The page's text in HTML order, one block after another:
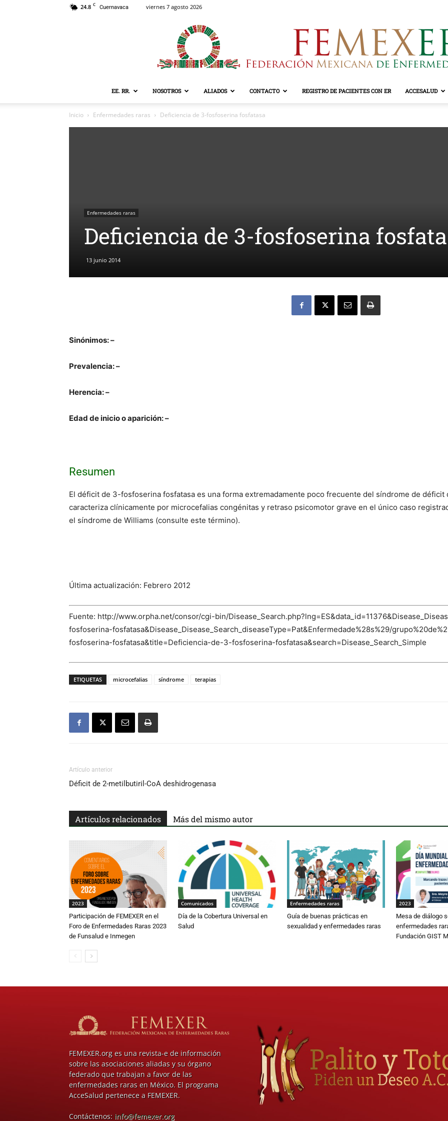
24.8 C Cuernavaca viernes 7 agosto 2026
EE. RR. NOSOTROS ALIADOS CONTACTO REGISTRO DE PACIENTES CON ER ACCESALUD
Inicio Enfermedades raras Deficiencia de 3-fosfoserina fosfatasa
Enfermedades raras
Deficiencia de 3-fosfoserina
13 junio 2014
Sinónimos: –
Prevalencia: –
Herencia: –
Edad de inicio o aparición: –
Resumen
El déficit de 3-fosfoserina fosfatasa es una forma extremadamente poco frecuente del síndrome de
caracteriza clínicamente por microcefalias congénitas y retraso psicomotor grave en el único caso
el síndrome de Williams (consulte este término).
Última actualización: Febrero 2012
Fuente: http://www.orpha.net/consor/cgi-bin/
fosfoserina-fosfatasa&Disease_Disease_Search_diseaseType=Pat&Enfermedade%28s%29/
fosfoserina-fosfatasa&title=Deficiencia-de-3-fosfoserina-fosfatasa&search=Disease_Search_Simple
ETIQUETAS microcefalias síndrome terapias
Artículo anterior
Déficit de 2-metilbutiril-CoA deshidrogenasa
Artículos relacionados Más del mismo autor
2023
Participación de FEMEXER en el
Foro de Enfermedades Raras 2023
de Funsalud e Inmegen
Comunicados
Día de la Cobertura Universal en
Salud
Enfermedades raras
Guía de buenas prácticas en
sexualidad y enfermedades raras
2023
Mesa de diálogo
enfermedades
Fundación GIST
FEMEXER.org es una revista-e de información
sobre las asociaciones aliadas y su órgano
federado que trabajan a favor de las
enfermedades raras en México. El programa
AcceSalud pertenece a FEMEXER.
Contáctenos: info@femexer.org